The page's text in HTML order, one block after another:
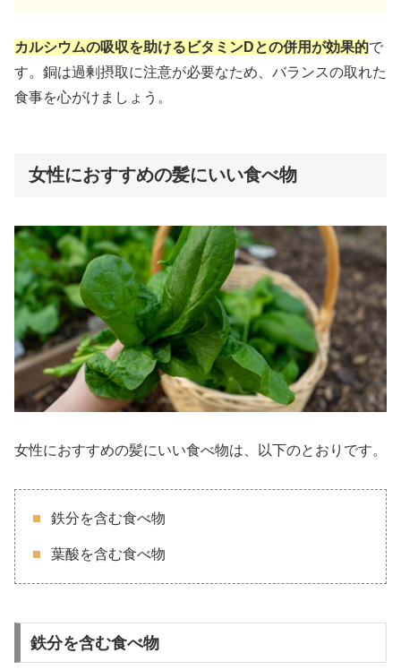
カルシウムの吸収を助けるビタミンDとの併用が効果的で
す。銅は過剰摂取に注意が必要なため、バランスの取れた
食事を心がけましょう。
女性におすすめの髪にいい食べ物
女性におすすめの髪にいい食べ物は、以下のとおりです。
鉄分を含む食べ物
葉酸を含む食べ物
鉄分を含む食べ物